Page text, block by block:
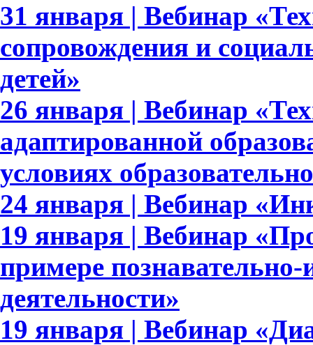
31 января | Вебинар
сопровождения и
детей»
26 января | Вебинар
адаптированной
условиях
24 января | Вебинар
19 января | Вебинар
примере познавательно-
деятельности»
19 января | Вебинар